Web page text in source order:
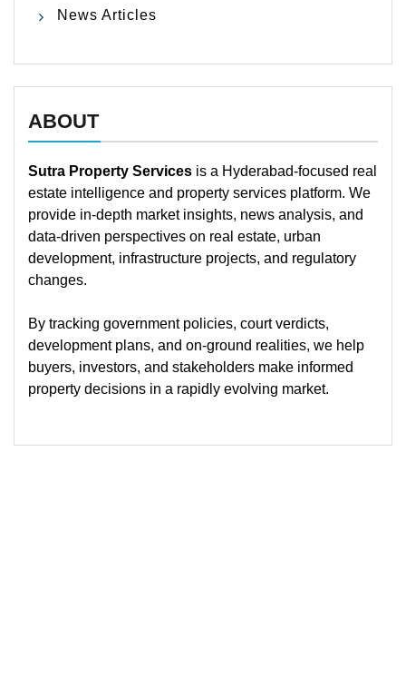
News Articles
ABOUT
Sutra Property Services is a Hyderabad-focused real
estate intelligence and property services platform. We
provide in-depth market insights, news analysis, and
data-driven perspectives on real estate, urban
development, infrastructure projects, and regulatory
changes.
By tracking government policies, court verdicts,
development plans, and on-ground realities, we help
buyers, investors, and stakeholders make informed
property decisions in a rapidly evolving market.